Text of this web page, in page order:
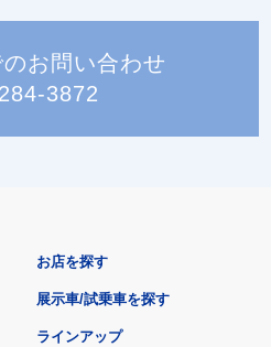
お問い合わせ
3872
お店を探す
展示車/試乗車を探す
ラインアップ